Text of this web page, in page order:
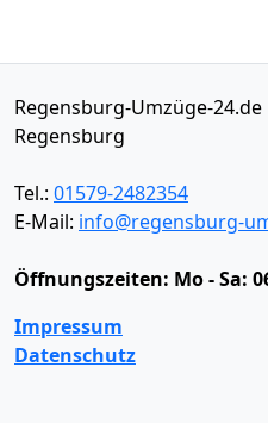
Regensburg-Umzüge-24.de
Regensburg
Tel.: 01579-2482354
E-Mail: info@regensburg-
Öffnungszeiten: Mo - Sa:
Impressum
Datenschutz